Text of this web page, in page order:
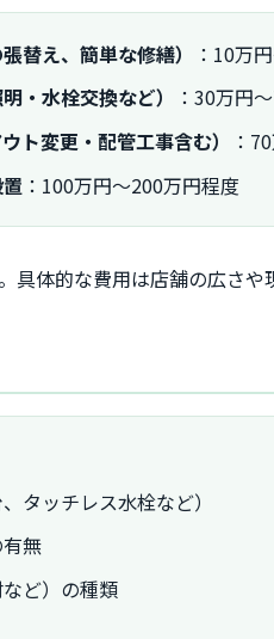
替え、簡単な修繕）
：10万
・水栓交換など）
：30万円
ト変更・配管工事含む）
：
：100万円～200万円程度
体的な費用は店舗の広さや
タッチレス水栓など）
無
ど）の種類